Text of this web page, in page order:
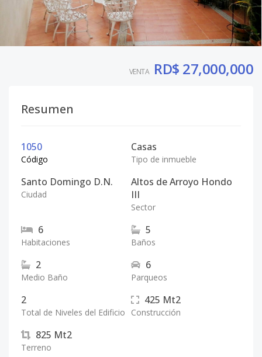
VENTA RD$ 27,000,000
Resumen
1050
Código
Casas
Tipo de inmueble
Santo Domingo D.N.
Ciudad
Altos de Arroyo Hondo
III
Sector
6
Habitaciones
5
Baños
2
Medio Baño
6
Parqueos
2
Total de Niveles del Edificio
425 Mt2
Construcción
825 Mt2
Terreno